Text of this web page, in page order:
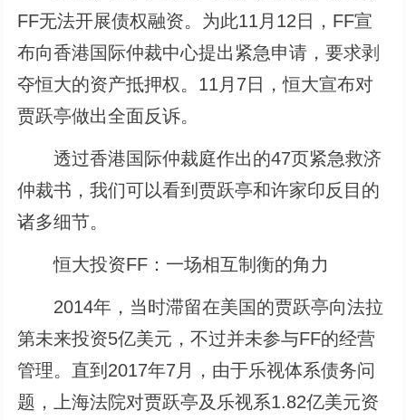
FF无法开展债权融资。为此11月12日，FF宣
布向香港国际仲裁中心提出紧急申请，要求剥
夺恒大的资产抵押权。11月7日，恒大宣布对
贾跃亭做出全面反诉。
透过香港国际仲裁庭作出的47页紧急救济
仲裁书，我们可以看到贾跃亭和许家印反目的
诸多细节。
恒大投资FF：一场相互制衡的角力
2014年，当时滞留在美国的贾跃亭向法拉
第未来投资5亿美元，不过并未参与FF的经营
管理。直到2017年7月，由于乐视体系债务问
题，上海法院对贾跃亭及乐视系1.82亿美元资